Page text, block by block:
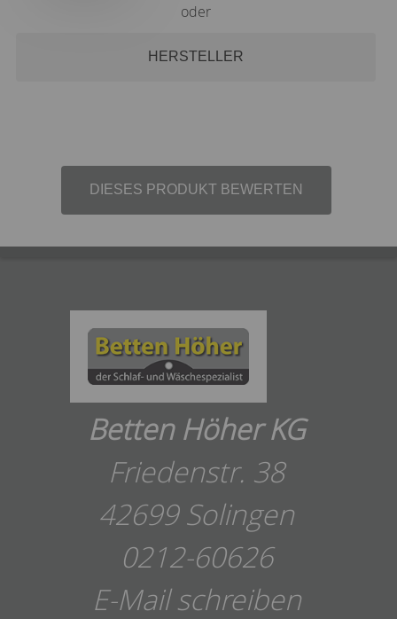
oder
HERSTELLER
DIESES PRODUKT BEWERTEN
Betten Höher KG
Friedenstr. 38
42699 Solingen
0212-60626
E-Mail schreiben